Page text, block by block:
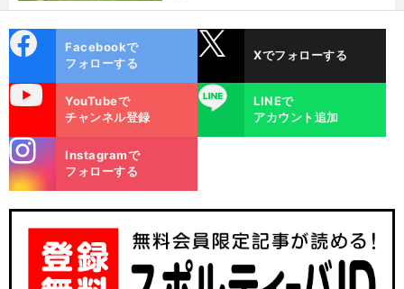
ok
Facebookで
フォローする
Xでフォローする
YouTubeで
チャンネル登録
LINE
LINEで
アカウント追加
m
Instagramで
フォローする